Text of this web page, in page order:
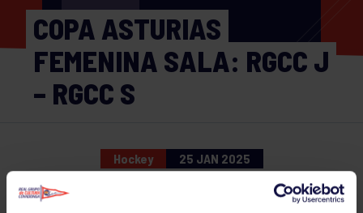
COPA ASTURIAS
FEMENINA SALA: RGCC J
– RGCC S
Hockey 25 JAN 2025